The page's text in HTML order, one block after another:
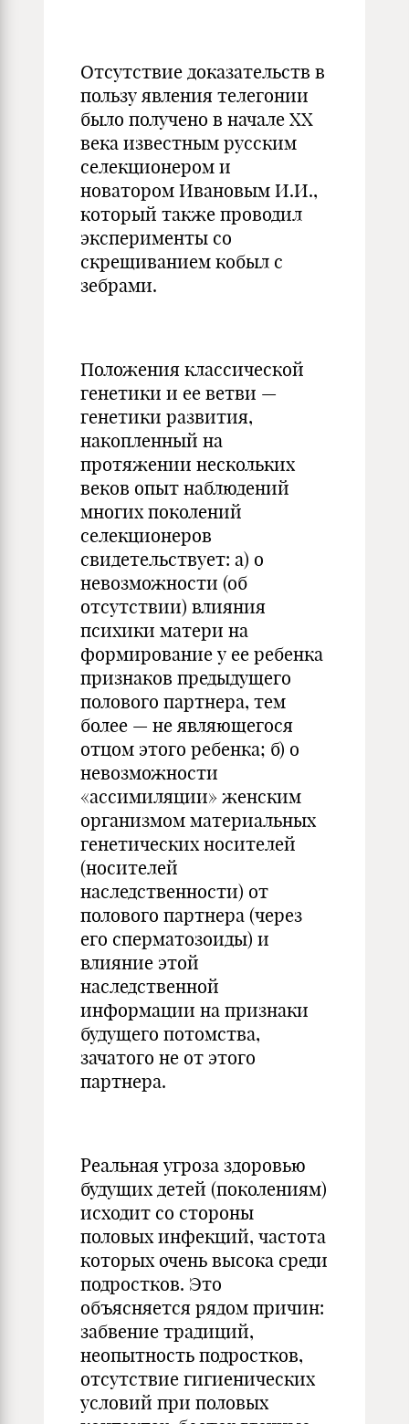
Отсутствие доказательств в
пользу явления телегонии
было получено в начале ХХ
века известным русским
селекционером и
новатором Ивановым И.И.,
который также проводил
эксперименты со
скрещиванием кобыл с
зебрами.
Положения классической
генетики и ее ветви —
генетики развития,
накопленный на
протяжении нескольких
веков опыт наблюдений
многих поколений
селекционеров
свидетельствует: а) о
невозможности (об
отсутствии) влияния
психики матери на
формирование у ее ребенка
признаков предыдущего
полового партнера, тем
более — не являющегося
отцом этого ребенка; б) о
невозможности
«ассимиляции» женским
организмом материальных
генетических носителей
(носителей
наследственности) от
полового партнера (через
его сперматозоиды) и
влияние этой
наследственной
информации на признаки
будущего потомства,
зачатого не от этого
партнера.
Реальная угроза здоровью
будущих детей (поколениям)
исходит со стороны
половых инфекций, частота
которых очень высока среди
подростков. Это
объясняется рядом причин:
забвение традиций,
неопытность подростков,
отсутствие гигиенических
условий при половых